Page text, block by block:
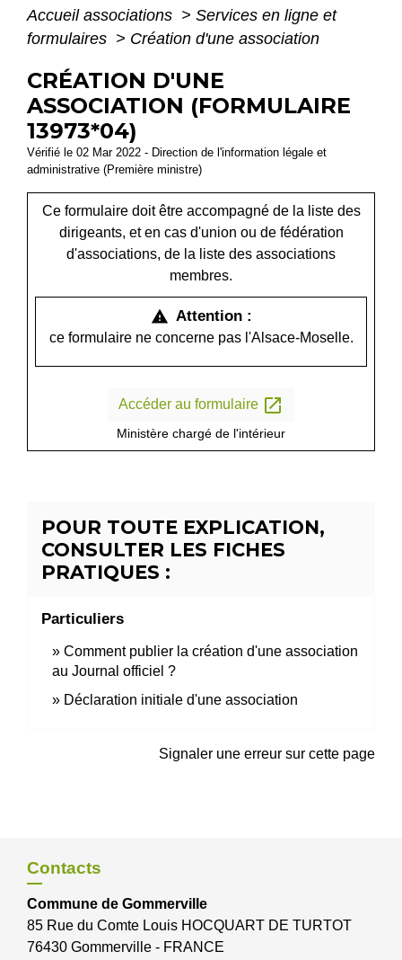
Accueil associations > Services en ligne et
formulaires > Création d'une association
CRÉATION D'UNE
ASSOCIATION (FORMULAIRE
13973*04)
Vérifié le 02 Mar 2022 - Direction de l'information légale et
administrative (Première ministre)
Ce formulaire doit être accompagné de la liste des
dirigeants, et en cas d'union ou de fédération
d'associations, de la liste des associations
membres.
warning Attention :
ce formulaire ne concerne pas l'Alsace-Moselle.
Accéder au formulaire open_in_new
Ministère chargé de l'intérieur
POUR TOUTE EXPLICATION,
CONSULTER LES FICHES
PRATIQUES :
Particuliers
Comment publier la création d'une association
au Journal officiel ?
Déclaration initiale d'une association
Signaler une erreur sur cette page
Contacts
Commune de Gommerville
85 Rue du Comte Louis HOCQUART DE TURTOT
76430 Gommerville - FRANCE